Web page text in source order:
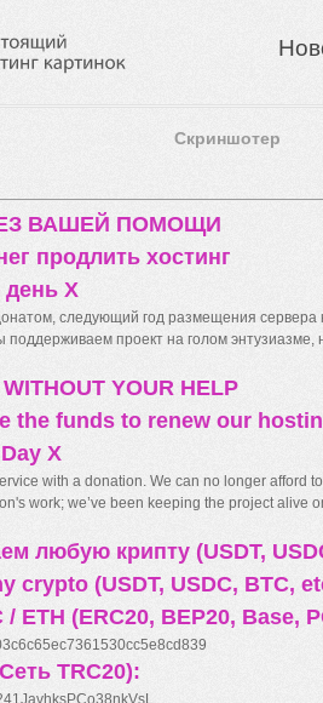
Скриншотер
ВАШЕЙ ПОМОЩИ
продлить хостинг
X
следующий год размещения
поддерживаем проект на голом энтузиазме,
YOUR HELP
the funds to renew our
X
with a donation. We can no longer afford
work; we’ve been keeping the project alive
любую крипту (USDT,
crypto (USDT, USDC, BTC,
/ ETH (ERC20, BEP20, Base,
TRC20):